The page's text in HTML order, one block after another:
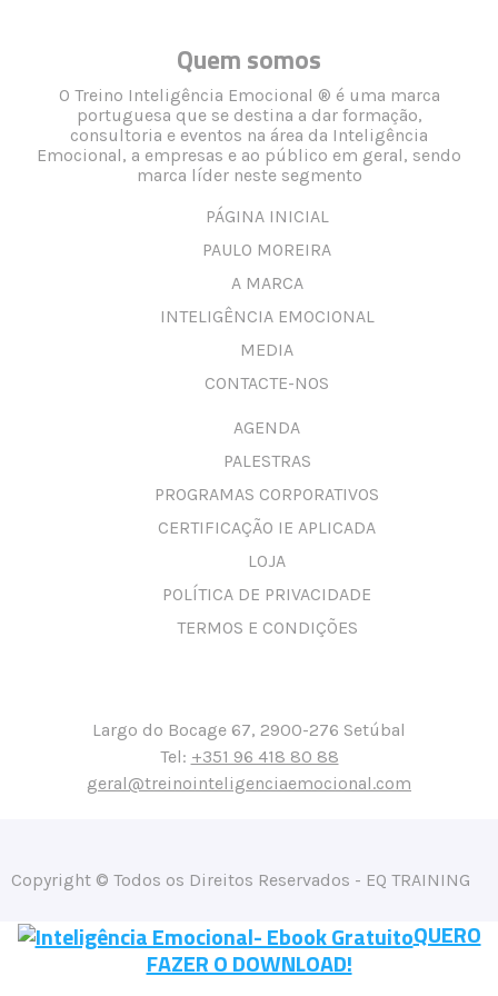
Quem somos
O Treino Inteligência Emocional ® é uma marca
portuguesa que se destina a dar formação,
consultoria e eventos na área da Inteligência
Emocional, a empresas e ao público em geral, sendo
marca líder neste segmento
PÁGINA INICIAL
PAULO MOREIRA
A MARCA
INTELIGÊNCIA EMOCIONAL
MEDIA
CONTACTE-NOS
AGENDA
PALESTRAS
PROGRAMAS CORPORATIVOS
CERTIFICAÇÃO IE APLICADA
LOJA
POLÍTICA DE PRIVACIDADE
TERMOS E CONDIÇÕES
Largo do Bocage 67, 2900-276 Setúbal
Tel: +351 96 418 80 88
geral@treinointeligenciaemocional.com
Copyright © Todos os Direitos Reservados - EQ TRAINING
QUERO
FAZER O DOWNLOAD!